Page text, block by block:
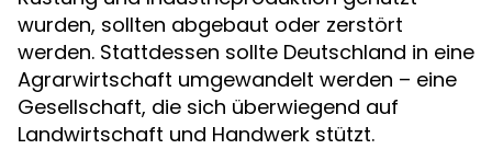
wurden, sollten abgebaut oder zerstört
werden. Stattdessen sollte Deutschland in eine
Agrarwirtschaft umgewandelt werden – eine
Gesellschaft, die sich überwiegend auf
Landwirtschaft und Handwerk stützt.